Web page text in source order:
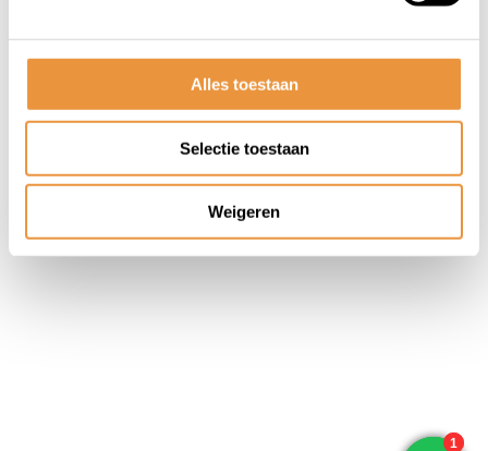
Alles toestaan
Selectie toestaan
Weigeren
Algemene voorwaarden Disclaimer
Privacy
Policy
Sitemap